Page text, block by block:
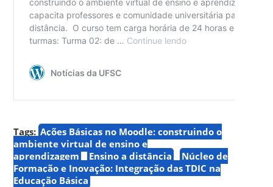
Tags: Ações Básicas no Moodle: construindo o
ambiente virtual de ensino e
aprendizagem
Ensino a distância
Núcleo de
Formação e Inovação: Integração das TDIC na
Educação Básica